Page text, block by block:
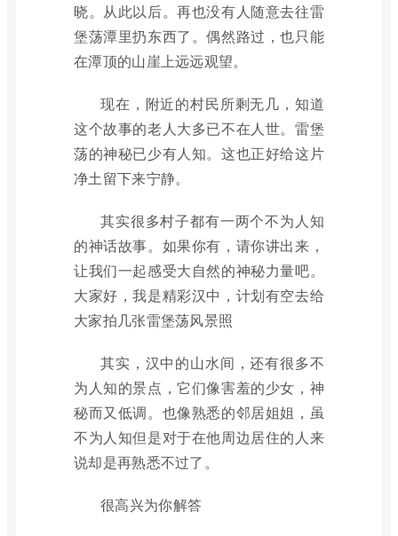
晓。从此以后。再也没有人随意去往雷
堡荡潭里扔东西了。偶然路过，也只能
在潭顶的山崖上远远观望。
现在，附近的村民所剩无几，知道
这个故事的老人大多已不在人世。雷堡
荡的神秘已少有人知。这也正好给这片
净土留下来宁静。
其实很多村子都有一两个不为人知
的神话故事。如果你有，请你讲出来，
让我们一起感受大自然的神秘力量吧。
大家好，我是精彩汉中，计划有空去给
大家拍几张雷堡荡风景照
其实，汉中的山水间，还有很多不
为人知的景点，它们像害羞的少女，神
秘而又低调。也像熟悉的邻居姐姐，虽
不为人知但是对于在他周边居住的人来
说却是再熟悉不过了。
很高兴为你解答